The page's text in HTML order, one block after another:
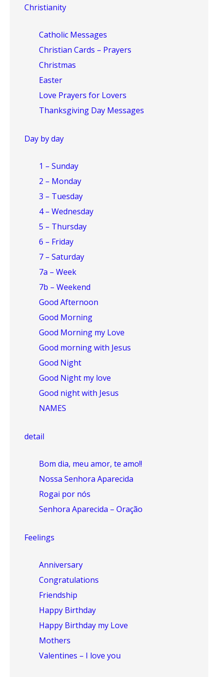
Christianity
Catholic Messages
Christian Cards – Prayers
Christmas
Easter
Love Prayers for Lovers
Thanksgiving Day Messages
Day by day
1 – Sunday
2 – Monday
3 – Tuesday
4 – Wednesday
5 – Thursday
6 – Friday
7 – Saturday
7a – Week
7b – Weekend
Good Afternoon
Good Morning
Good Morning my Love
Good morning with Jesus
Good Night
Good Night my love
Good night with Jesus
NAMES
detail
Bom dia, meu amor, te amo!!
Nossa Senhora Aparecida
Rogai por nós
Senhora Aparecida – Oração
Feelings
Anniversary
Congratulations
Friendship
Happy Birthday
Happy Birthday my Love
Mothers
Valentines – I love you